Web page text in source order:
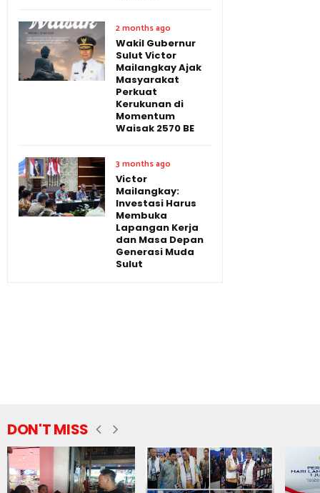
2 months ago
Wakil Gubernur
Sulut Victor
Mailangkay Ajak
Masyarakat
Perkuat
Kerukunan di
Momentum
Waisak 2570 BE
3 months ago
Victor
Mailangkay:
Investasi Harus
Membuka
Lapangan Kerja
dan Masa Depan
Generasi Muda
Sulut
DON'T MISS